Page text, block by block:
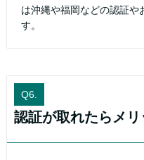
は沖縄や福岡などの認証や
す。
Q6.
認証が取れたらメ